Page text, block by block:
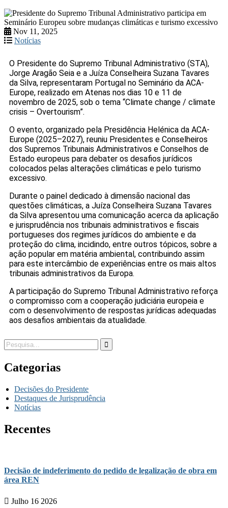
Nov 11, 2025
Notícias
O Presidente do Supremo Tribunal Administrativo (STA),
Jorge Aragão Seia e a Juíza Conselheira Suzana Tavares
da Silva, representaram Portugal no Seminário da ACA-
Europe, realizado em Atenas nos dias 10 e 11 de
novembro de 2025, sob o tema “Climate change / climate
crisis – Overtourism”.
O evento, organizado pela Presidência Helénica da ACA-
Europe (2025–2027), reuniu Presidentes e Conselheiros
dos Supremos Tribunais Administrativos e Conselhos de
Estado europeus para debater os desafios jurídicos
colocados pelas alterações climáticas e pelo turismo
excessivo.
Durante o painel dedicado à dimensão nacional das
questões climáticas, a Juíza Conselheira Suzana Tavares
da Silva apresentou uma comunicação acerca da aplicação
e jurisprudência nos tribunais administrativos e fiscais
portugueses dos regimes jurídicos do ambiente e da
proteção do clima, incidindo, entre outros tópicos, sobre a
ação popular em matéria ambiental, contribuindo assim
para este intercâmbio de experiências entre os mais altos
tribunais administrativos da Europa.
A participação do Supremo Tribunal Administrativo reforça
o compromisso com a cooperação judiciária europeia e
com o desenvolvimento de respostas jurídicas adequadas
aos desafios ambientais da atualidade.
Categorias
Decisões do Presidente
Destaques de Jurisprudência
Notícias
Recentes
Decisão de indeferimento do pedido de legalização de obra em
área REN
Julho 16 2026